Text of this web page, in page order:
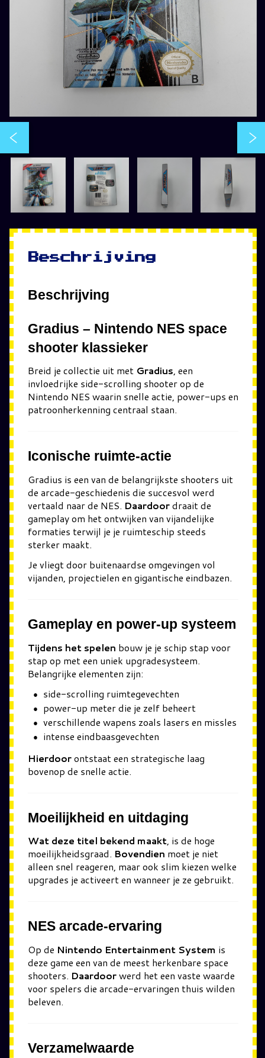
Beschrijving
Beschrijving
Gradius – Nintendo NES space
shooter klassieker
Breid je collectie uit met Gradius, een
invloedrijke side-scrolling shooter op de
Nintendo NES waarin snelle actie, power-ups en
patroonherkenning centraal staan.
Iconische ruimte-actie
Gradius is een van de belangrijkste shooters uit
de arcade-geschiedenis die succesvol werd
vertaald naar de NES. Daardoordraait de
gameplay om het ontwijken van vijandelijke
formaties terwijl je je ruimteschip steeds
sterker maakt.
Je vliegt door buitenaardse omgevingen vol
vijanden, projectielen en gigantische eindbazen.
Gameplay en power-up systeem
Tijdens het spelen bouw je je schip stap voor
stap op met een uniek upgradesysteem.
Belangrijke elementen zijn:
side-scrolling ruimtegevechten
power-up meter die je zelf beheert
verschillende wapens zoals lasers en missles
intense eindbaasgevechten
Hierdoorontstaat een strategische laag
bovenop de snelle actie.
Moeilijkheid en uitdaging
Wat deze titel bekend maakt, is de hoge
moeilijkheidsgraad. Bovendien moet je niet
alleen snel reageren, maar ook slim kiezen welke
upgrades je activeert en wanneer je ze gebruikt.
NES arcade-ervaring
Op de Nintendo Entertainment System is
deze game een van de meest herkenbare space
shooters. Daardoorwerd het een vaste waarde
voor spelers die arcade-ervaringen thuis wilden
beleven.
Verzamelwaarde